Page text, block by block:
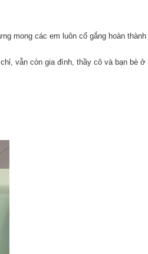
mong các em luôn cố gắng hoàn thành
vẫn còn gia đình, thầy cô và bạn bè ở